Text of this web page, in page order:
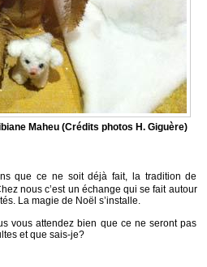
Maheu (Crédits photos H. Giguère)
que ce ne soit déjà fait, la tradition de
nous c’est un échange qui se fait autour
La magie de Noël s’installe.
vous attendez bien que ce ne seront pas
et que sais-je?